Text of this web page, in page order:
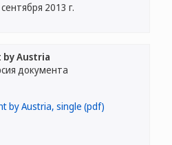
2013 г.
Austria
документа